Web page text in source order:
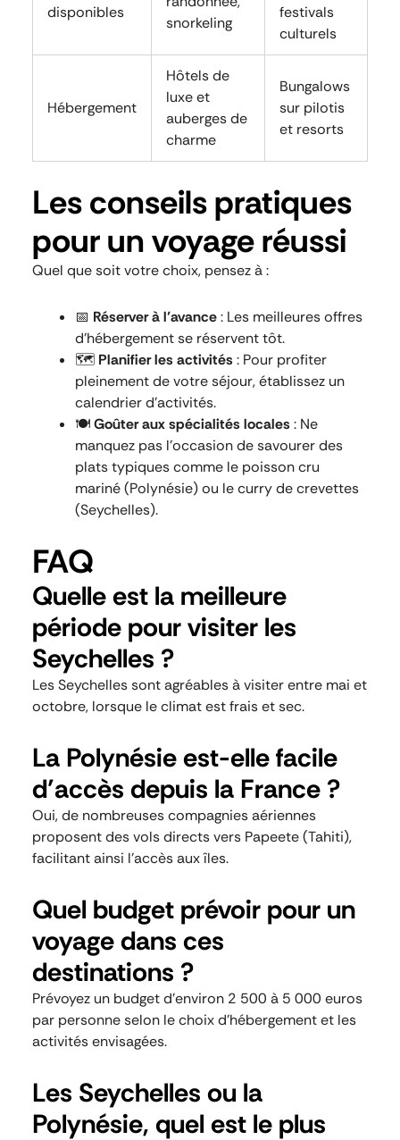
disponibles
snorkeling
festivals
culturels
Hébergement
Hôtels de
luxe et
auberges de
charme
Bungalows
sur pilotis
et resorts
Les conseils pratiques
pour un voyage réussi
Quel que soit votre choix, pensez à :
📅 Réserver à l’avance: Les meilleures offres
d’hébergement se réservent tôt.
🗺️ Planifier les activités : Pour profiter
pleinement de votre séjour, établissez un
calendrier d’activités.
🍽️Goûter aux spécialités locales : Ne
manquez pas l’occasion de savourer des
plats typiques comme le poisson cru
mariné (Polynésie) ou le curry de crevettes
(Seychelles).
FAQ
Quelle est la meilleure
période pour visiter les
Seychelles ?
Les Seychelles sont agréables à visiter entre mai et
octobre, lorsque le climat est frais et sec.
La Polynésie est-elle facile
d’accès depuis la France ?
Oui, de nombreuses compagnies aériennes
proposent des vols directs vers Papeete (Tahiti),
facilitant ainsi l’accès aux îles.
Quel budget prévoir pour un
voyage dans ces
destinations ?
Prévoyez un budget d’environ 2 500 à 5 000 euros
par personne selon le choix d’hébergement et les
activités envisagées.
Les Seychelles ou la
Polynésie, quel est le plus